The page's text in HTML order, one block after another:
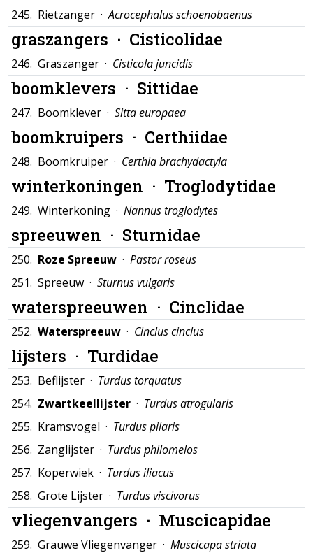
245. Rietzanger ·Acrocephalus schoenobaenus
graszangers · Cisticolidae
246. Graszanger · Cisticola juncidis
boomklevers · Sittidae
247. Boomklever · Sitta europaea
boomkruipers · Certhiidae
248. Boomkruiper · Certhia brachydactyla
winterkoningen · Troglodytidae
249. Winterkoning · Nannus troglodytes
spreeuwen · Sturnidae
250. Roze Spreeuw · Pastor roseus
251. Spreeuw · Sturnus vulgaris
waterspreeuwen · Cinclidae
252. Waterspreeuw · Cinclus cinclus
lijsters · Turdidae
253. Beflijster · Turdus torquatus
254. Zwartkeellijster · Turdus atrogularis
255. Kramsvogel · Turdus pilaris
256. Zanglijster · Turdus philomelos
257. Koperwiek · Turdus iliacus
258. Grote Lijster · Turdus viscivorus
vliegenvangers · Muscicapidae
259. Grauwe Vliegenvanger · Muscicapa striata